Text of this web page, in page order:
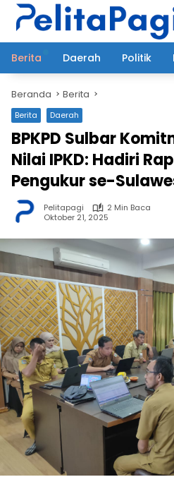
Langsung
Berita
Daerah Politik
Beranda Berita
Berita Daerah
BPKPD Sulbar
Nilai IPKD: Hadiri
Pengukur se-
Pelitapagi
2 Min Baca
Oktober 21, 2025